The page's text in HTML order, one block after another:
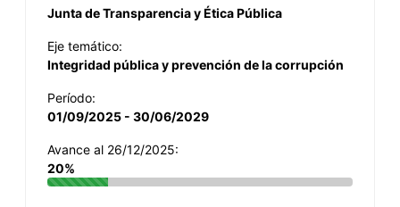
Junta de Transparencia y Ética Pública
Eje temático:
Integridad pública y prevención de la corrupción
Período:
01/09/2025 - 30/06/2029
Avance al 26/12/2025:
20%